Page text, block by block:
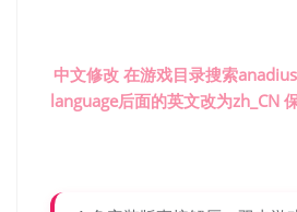
中文修改 在游戏目录搜索
language后面的英文改为zh_CN